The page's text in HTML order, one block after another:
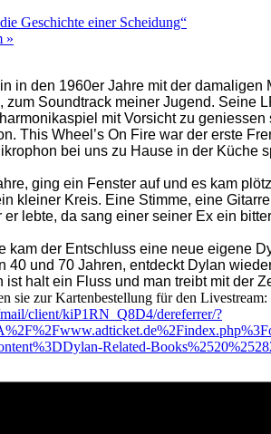
Geschichte einer Scheidung“
»
in den 1960er Jahre mit der
zum Soundtrack meiner Jugend. Seine
mit Vorsicht zu
This Wheel’s On Fire war der erste
bei uns zu Hause in der Küche
ging ein Fenster auf und es kam
kleiner Kreis. Eine Stimme, eine
er lebte, da sang einer seiner Ex ein
kam der Entschluss eine neue eigene
40 und 70 Jahren, entdeckt Dylan
ist halt ein Fluss und man treibt mit der
sie zur Kartenbestellung für den Livestream:
client/kiP1RN_Q8D4/dereferrer/?
Related-